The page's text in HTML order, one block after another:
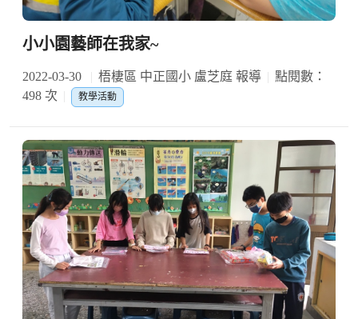
小小園藝師在我家~
2022-03-30 梧棲區 中正國小 盧芝庭 報導
點閱數：
498 次
教學活動